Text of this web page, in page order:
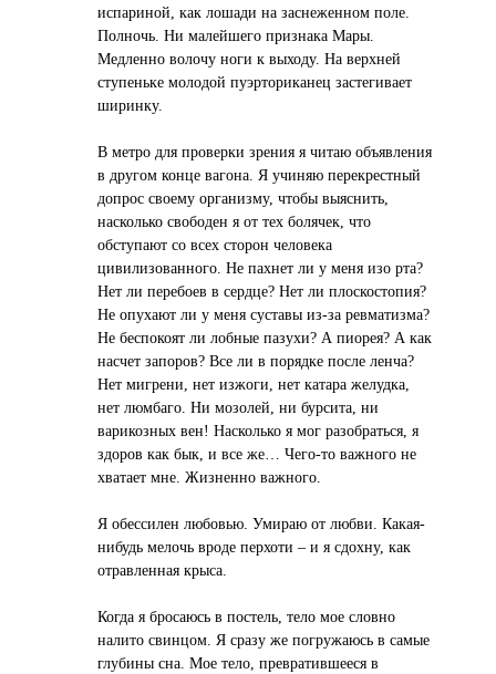
испариной, как лошади на заснеженном поле.
Полночь. Ни малейшего признака Мары.
Медленно волочу ноги к выходу. На верхней
ступеньке молодой пуэрториканец застегивает
ширинку.
В метро для проверки зрения я читаю объявления
в другом конце вагона. Я учиняю перекрестный
допрос своему организму, чтобы выяснить,
насколько свободен я от тех болячек, что
обступают со всех сторон человека
цивилизованного. Не пахнет ли у меня изо рта?
Нет ли перебоев в сердце? Нет ли плоскостопия?
Не опухают ли у меня суставы из-за ревматизма?
Не беспокоят ли лобные пазухи? А пиорея? А как
насчет запоров? Все ли в порядке после ленча?
Нет мигрени, нет изжоги, нет катара желудка,
нет люмбаго. Ни мозолей, ни бурсита, ни
варикозных вен! Насколько я мог разобраться, я
здоров как бык, и все же… Чего-то важного не
хватает мне. Жизненно важного.
Я обессилен любовью. Умираю от любви. Какая-
нибудь мелочь вроде перхоти – и я сдохну, как
отравленная крыса.
Когда я бросаюсь в постель, тело мое словно
налито свинцом. Я сразу же погружаюсь в самые
глубины сна. Мое тело, превратившееся в